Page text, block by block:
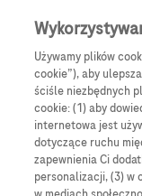
Skip to main content
Products
We are sorry, but no
Używamy plików
cookie”), aby
ściśle niezbędnych
cookie: (1) aby
internetowa jest
dotyczące ruchu
zapewnienia Ci
personalizacji, (3) w